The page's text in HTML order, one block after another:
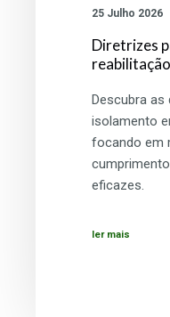
25 Julho 2026
Diretrizes
Descubra as
isolamento
focando em
eficazes.
ler mais